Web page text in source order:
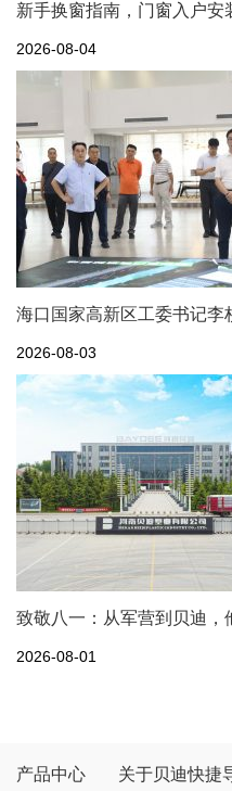
新手换窗指南，门窗入户安
2026-08-04
海口国家高新区工委书记
2026-08-03
致敬八一：从军营到贝迪，
2026-08-01
产品中心 关于贝迪快捷